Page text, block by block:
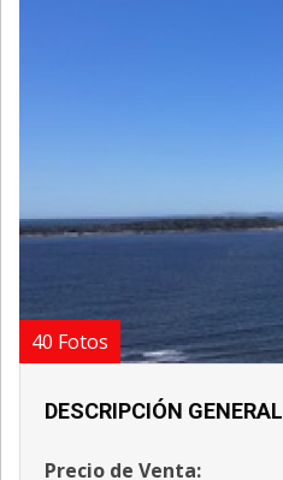
40 Fotos
DESCRIPCIÓN GENERAL
Precio de Venta: